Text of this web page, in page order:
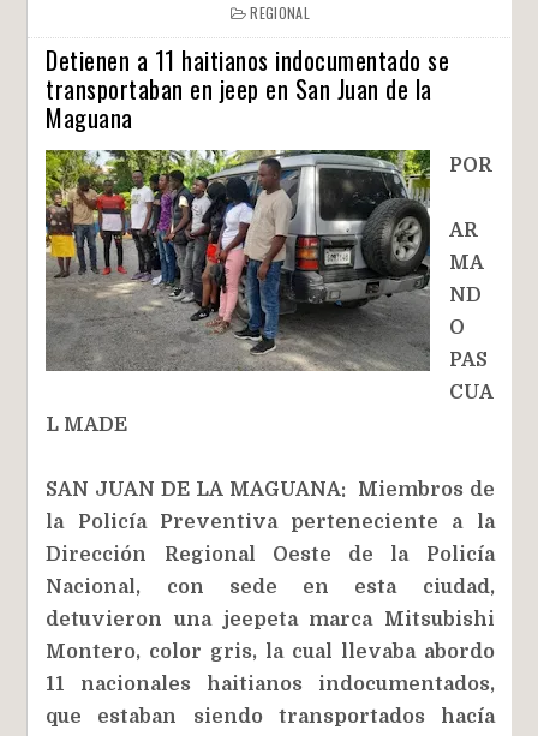
REGIONAL
Detienen a 11 haitianos indocumentado se
transportaban en jeep en San Juan de la
Maguana
POR
AR
MA
ND
O
PAS
CUA
L MADE
SAN JUAN DE LA MAGUANA: Miembros de
la Policía Preventiva perteneciente a la
Dirección Regional Oeste de la Policía
Nacional, con sede en esta ciudad,
detuvieron una jeepeta marca Mitsubishi
Montero, color gris, la cual llevaba abordo
11 nacionales haitianos indocumentados,
que estaban siendo transportados hacía